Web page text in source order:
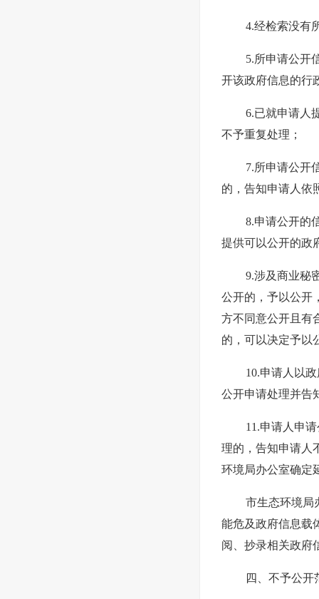
4.经检索没有
5.所申请公开
开该政府信息的行
6.已就申请人
不予重复处理；
7.所申请公开
的，告知申请人依
8.申请公开的
提供可以公开的政
9.涉及商业秘
公开的，予以公开
方不同意公开且有
的，可以决定予以
10.申请人以
公开申请处理并告
11.申请人申
理的，告知申请人
环境局办公室确定
市生态环境局
能危及政府信息载
阅、抄录相关政府
四、不予公开